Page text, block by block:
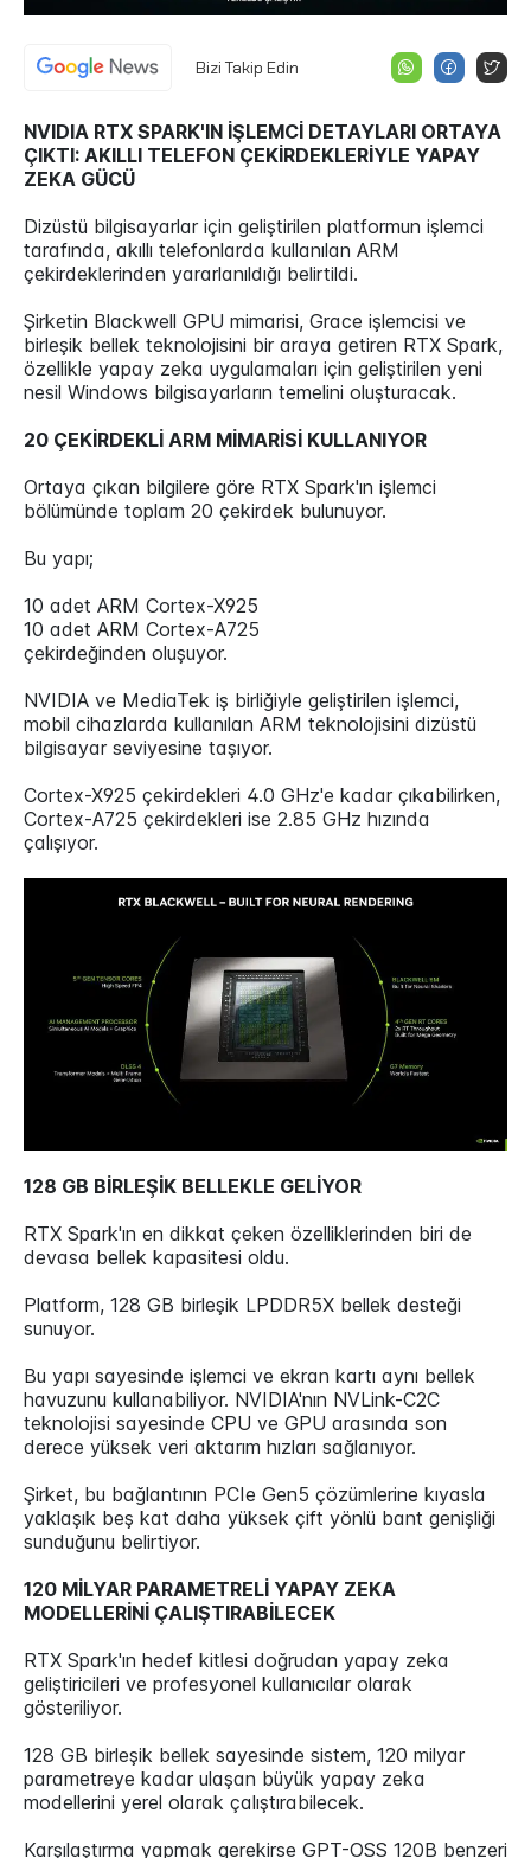
Bizi Takip Edin
NVIDIA RTX SPARK'IN İŞLEMCİ DETAYLARI ORTAYA
ÇIKTI: AKILLI TELEFON ÇEKİRDEKLERİYLE YAPAY
ZEKA GÜCÜ
Dizüstü bilgisayarlar için geliştirilen platformun işlemci
tarafında, akıllı telefonlarda kullanılan ARM
çekirdeklerinden yararlanıldığı belirtildi.
Şirketin Blackwell GPU mimarisi, Grace işlemcisi ve
birleşik bellek teknolojisini bir araya getiren RTX Spark,
özellikle yapay zeka uygulamaları için geliştirilen yeni
nesil Windows bilgisayarların temelini oluşturacak.
20 ÇEKİRDEKLİ ARM MİMARİSİ KULLANIYOR
Ortaya çıkan bilgilere göre RTX Spark'ın işlemci
bölümünde toplam 20 çekirdek bulunuyor.
Bu yapı;
10 adet ARM Cortex-X925
10 adet ARM Cortex-A725
çekirdeğinden oluşuyor.
NVIDIA ve MediaTek iş birliğiyle geliştirilen işlemci,
mobil cihazlarda kullanılan ARM teknolojisini dizüstü
bilgisayar seviyesine taşıyor.
Cortex-X925 çekirdekleri 4.0 GHz'e kadar çıkabilirken,
Cortex-A725 çekirdekleri ise 2.85 GHz hızında
çalışıyor.
128 GB BİRLEŞİK BELLEKLE GELİYOR
RTX Spark'ın en dikkat çeken özelliklerinden biri de
devasa bellek kapasitesi oldu.
Platform, 128 GB birleşik LPDDR5X bellek desteği
sunuyor.
Bu yapı sayesinde işlemci ve ekran kartı aynı bellek
havuzunu kullanabiliyor. NVIDIA'nın NVLink-C2C
teknolojisi sayesinde CPU ve GPU arasında son
derece yüksek veri aktarım hızları sağlanıyor.
Şirket, bu bağlantının PCIe Gen5 çözümlerine kıyasla
yaklaşık beş kat daha yüksek çift yönlü bant genişliği
sunduğunu belirtiyor.
120 MİLYAR PARAMETRELİ YAPAY ZEKA
MODELLERİNİ ÇALIŞTIRABİLECEK
RTX Spark'ın hedef kitlesi doğrudan yapay zeka
geliştiricileri ve profesyonel kullanıcılar olarak
gösteriliyor.
128 GB birleşik bellek sayesinde sistem, 120 milyar
parametreye kadar ulaşan büyük yapay zeka
modellerini yerel olarak çalıştırabilecek.
Karşılaştırma yapmak gerekirse GPT-OSS 120B benzeri